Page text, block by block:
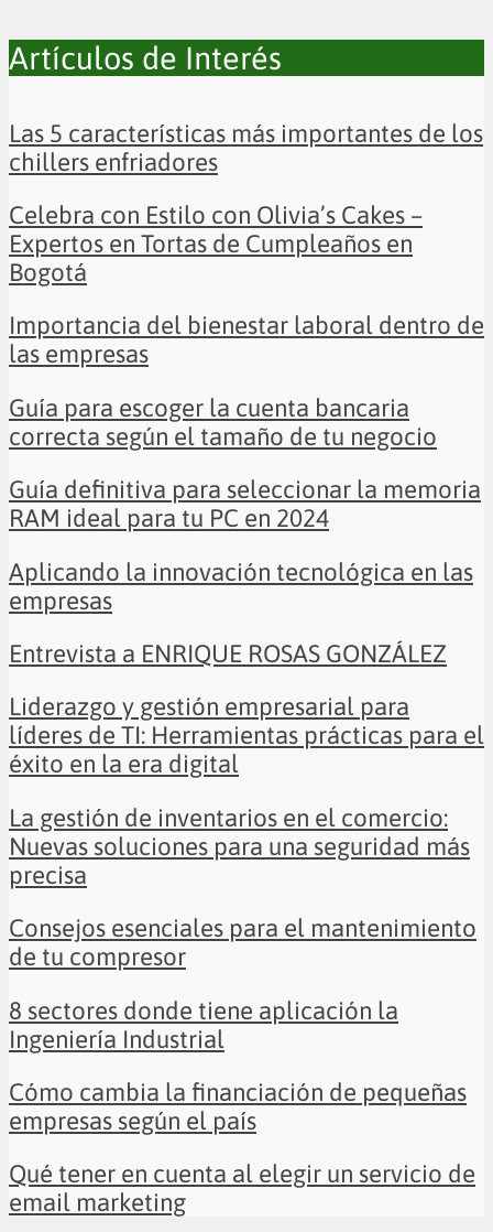
Artículos de Interés
Las 5 características más importantes de los
chillers enfriadores
Celebra con Estilo con Olivia’s Cakes –
Expertos en Tortas de Cumpleaños en
Bogotá
Importancia del bienestar laboral dentro de
las empresas
Guía para escoger la cuenta bancaria
correcta según el tamaño de tu negocio
Guía definitiva para seleccionar la memoria
RAM ideal para tu PC en 2024
Aplicando la innovación tecnológica en las
empresas
Entrevista a ENRIQUE ROSAS GONZÁLEZ
Liderazgo y gestión empresarial para
líderes de TI: Herramientas prácticas para el
éxito en la era digital
La gestión de inventarios en el comercio:
Nuevas soluciones para una seguridad más
precisa
Consejos esenciales para el mantenimiento
de tu compresor
8 sectores donde tiene aplicación la
Ingeniería Industrial
Cómo cambia la financiación de pequeñas
empresas según el país
Qué tener en cuenta al elegir un servicio de
email marketing